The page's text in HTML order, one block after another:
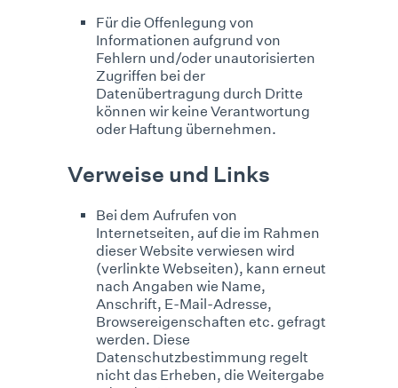
Für die Offenlegung von
Informationen aufgrund von
Fehlern und/oder unautorisierten
Zugriffen bei der
Datenübertragung durch Dritte
können wir keine Verantwortung
oder Haftung übernehmen.
Verweise und Links
Bei dem Aufrufen von
Internetseiten, auf die im Rahmen
dieser Website verwiesen wird
(verlinkte Webseiten), kann erneut
nach Angaben wie Name,
Anschrift, E-Mail-Adresse,
Browsereigenschaften etc. gefragt
werden. Diese
Datenschutzbestimmung regelt
nicht das Erheben, die Weitergabe